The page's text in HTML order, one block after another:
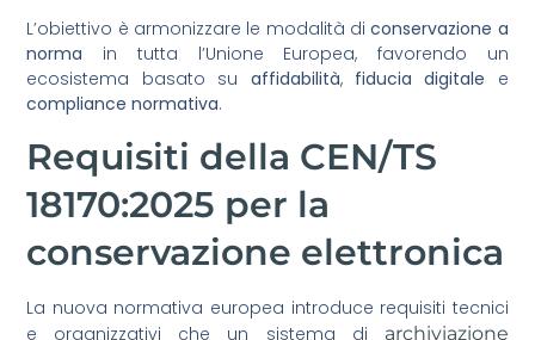
L’obiettivo è armonizzare le modalità diconservazione a
norma in tutta l’Unione Europea, favorendo un
ecosistema basato su affidabilità, fiducia digitale e
compliance normativa.
Requisiti della CEN/TS
18170:2025 per la
conservazione elettronica
La nuova normativa europea introduce requisiti tecnici
e organizzativi che un sistema di archiviazione